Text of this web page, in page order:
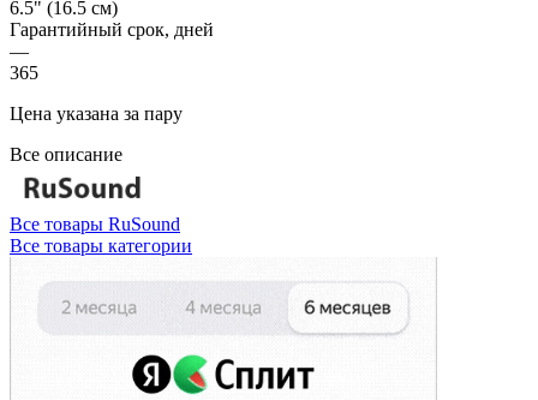
6.5" (16.5 см)
Гарантийный срок, дней
—
365
Цена указана за пару
Все описание
Все товары RuSound
Все товары категории